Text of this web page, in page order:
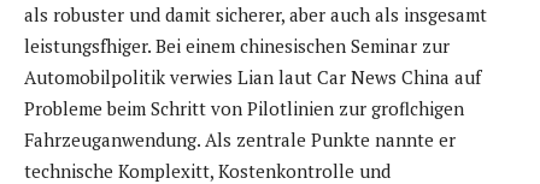
als robuster und damit sicherer, aber auch als insgesamt
leistungsfhiger. Bei einem chinesischen Seminar zur
Automobilpolitik verwies Lian laut Car News China auf
Probleme beim Schritt von Pilotlinien zur groflchigen
Fahrzeuganwendung. Als zentrale Punkte nannte er
technische Komplexitt, Kostenkontrolle und